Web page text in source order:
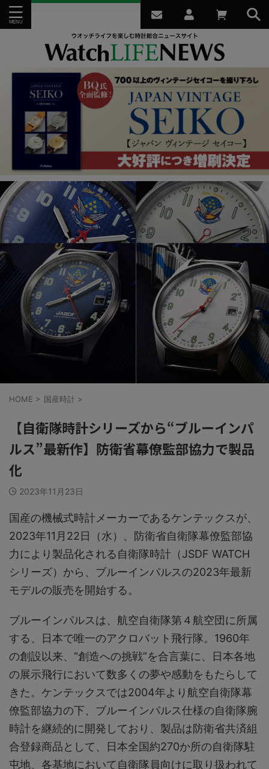
HOME > 国産時計 >
【自衛隊時計シリーズから“ブルーインパ
ルス”最新作】防衛省幕僚監部協力で製品
化
2023年11月23日
国産の機械式時計メーカーであるケンテックスが、
2023年11月22日（水）、防衛省自衛隊幕僚監部協
力により製品化される自衛隊時計（JSDF WATCH
シリーズ）から、ブルーインパルスの2023年最新
モデルの販売を開始する。
ブルーインパルスは、航空自衛隊第４航空団に所属
する、日本で唯一のアクロバット飛行隊。1960年
の創設以来、“創造への挑戦”を合言葉に、日本各地
の展示飛行において数多くの夢や感動をもたらして
きた。ケンテックスでは2004年より航空自衛隊幕
僚監部協力の下、ブルーインパルス仕様の自衛隊腕
時計を継続的に開発しており、製品は防衛省共済組
合登録商品として、日本全国約270か所の自衛隊駐
屯地、各基地において自衛隊員向けに取り扱われて